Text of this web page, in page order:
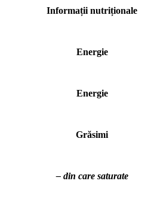
Informații nutriționale
Energie
Energie
Grăsimi
– din care saturate